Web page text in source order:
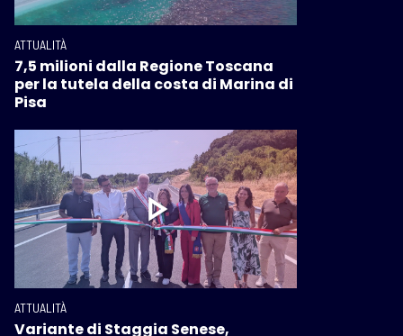
ATTUALITÀ
7,5 milioni dalla Regione Toscana
per la tutela della costa di Marina di
Pisa
ATTUALITÀ
Variante di Staggia Senese,